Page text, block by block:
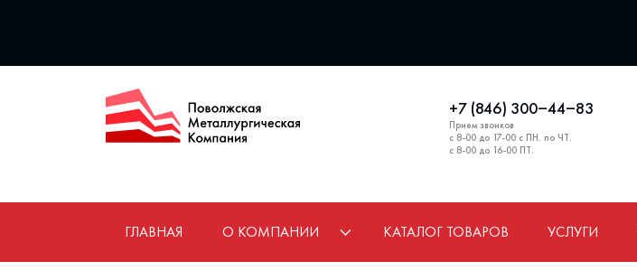
+7 (846) 300‒44‒83
Прием звонков
с 8-00 до 17-00 с ПН. по ЧТ.
с 8-00 до 16-00 ПТ.
ГЛАВНАЯ О КОМПАНИИ КАТАЛОГ ТОВАРОВ УСЛУГИ